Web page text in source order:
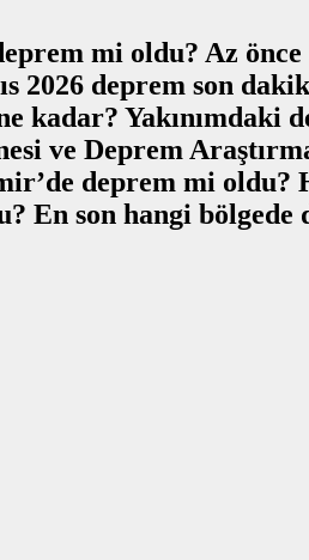
mi oldu? Az
2026 deprem son
kadar?
ve Deprem
deprem mi
En son hangi